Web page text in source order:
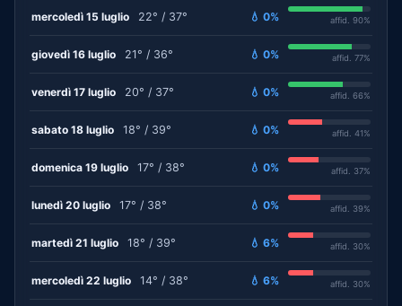
mercoledì 15 luglio 22° / 37° 💧 0% affid. 90%
giovedì 16 luglio 21° / 36° 💧 0% affid. 77%
venerdì 17 luglio 20° / 37° 💧 0% affid. 66%
sabato 18 luglio 18° / 39° 💧 0% affid. 41%
domenica 19 luglio 17° / 38° 💧 0% affid. 37%
lunedì 20 luglio 17° / 38° 💧 0% affid. 39%
martedì 21 luglio 18° / 39° 💧 6% affid. 30%
mercoledì 22 luglio 14° / 38° 💧 6% affid. 30%